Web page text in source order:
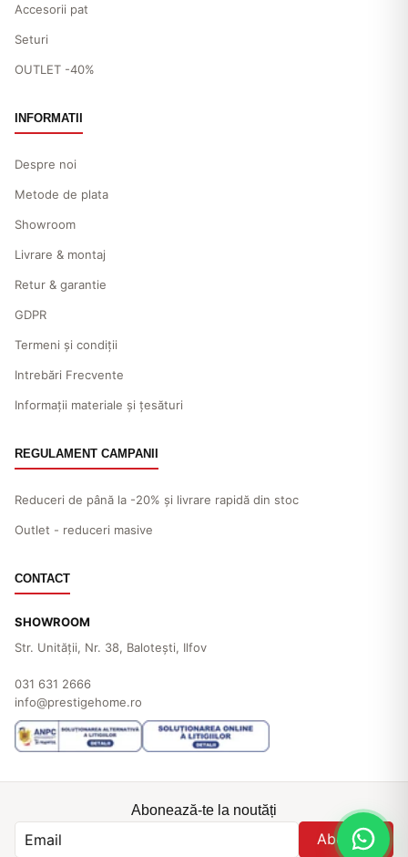
Accesorii pat
Seturi
OUTLET -40%
INFORMATII
Despre noi
Metode de plata
Showroom
Livrare & montaj
Retur & garantie
GDPR
Termeni și condiții
Intrebări Frecvente
Informații materiale și țesături
REGULAMENT CAMPANII
Reduceri de până la -20% și livrare rapidă din stoc
Outlet - reduceri masive
CONTACT
SHOWROOM
Str. Unităţii, Nr. 38, Baloteşti, Ilfov
031 631 2666
info@prestigehome.ro
Abonează-te la noutăți
Abonare